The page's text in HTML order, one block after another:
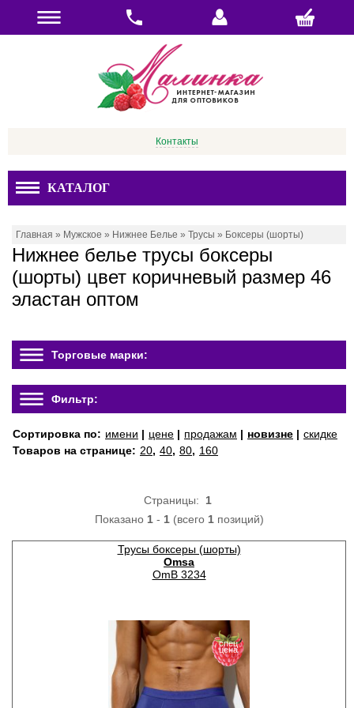
Контакты
КАТАЛОГ
Главная » Мужское » Нижнее Белье » Трусы » Боксеры (шорты)
Нижнее белье трусы боксеры
(шорты) цвет коричневый размер 46
эластан оптом
Торговые марки:
Фильтр:
Сортировка по: имени | цене | продажам | новизне | скидке
Товаров на странице: 20, 40, 80, 160
Страницы: 1
Показано 1- 1(всего 1позиций)
Трусы боксеры (шорты)
Omsa
OmB 3234
спец
цена